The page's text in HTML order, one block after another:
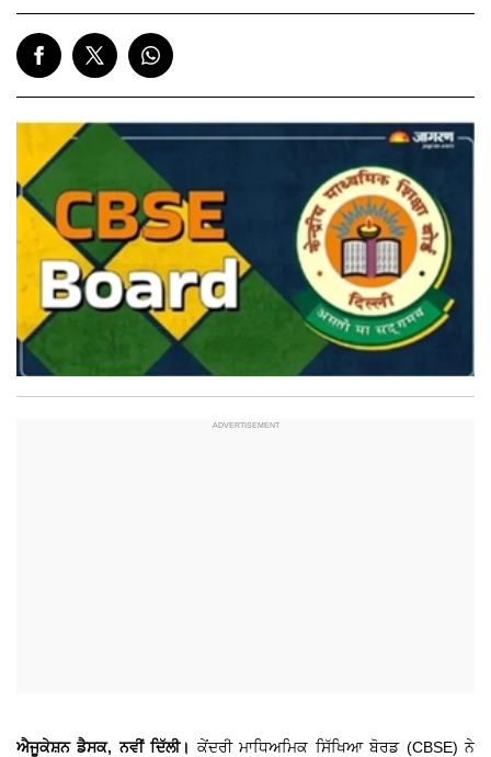
ਐਜੂਕੇਸ਼ਨ ਡੈਸਕ, ਨਵੀਂ ਦਿੱਲੀ। ਕੇਂਦਰੀ ਮਾਧਿਅਮਿਕ ਸਿੱਖਿਆ ਬੋਰਡ (CBSE) ਨੇ